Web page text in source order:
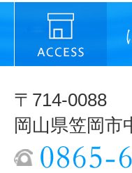
〒714-0088
岡山県笠岡市